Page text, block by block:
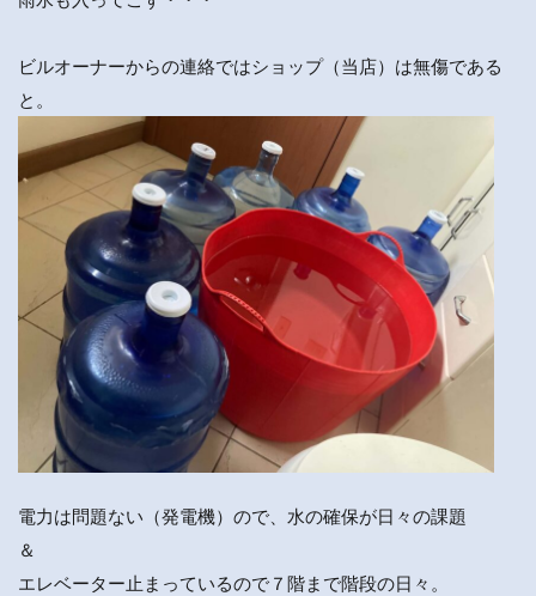
ビルオーナーからの連絡ではショップ（当店）は無傷である
と。
電力は問題ない（発電機）ので、水の確保が日々の課題
＆
エレベーター止まっているので７階まで階段の日々。